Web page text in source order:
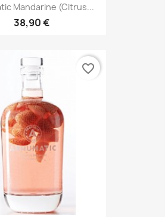
Mandarine (Citrus...
38,90 €
favorite_border